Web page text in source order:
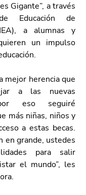
Gigante”, a través
Educación de
a alumnas y
un impulso
mejor herencia que
a las nuevas
eso seguiré
más niñas, niños y
a estas becas.
en grande, ustedes
para salir
el mundo”, les